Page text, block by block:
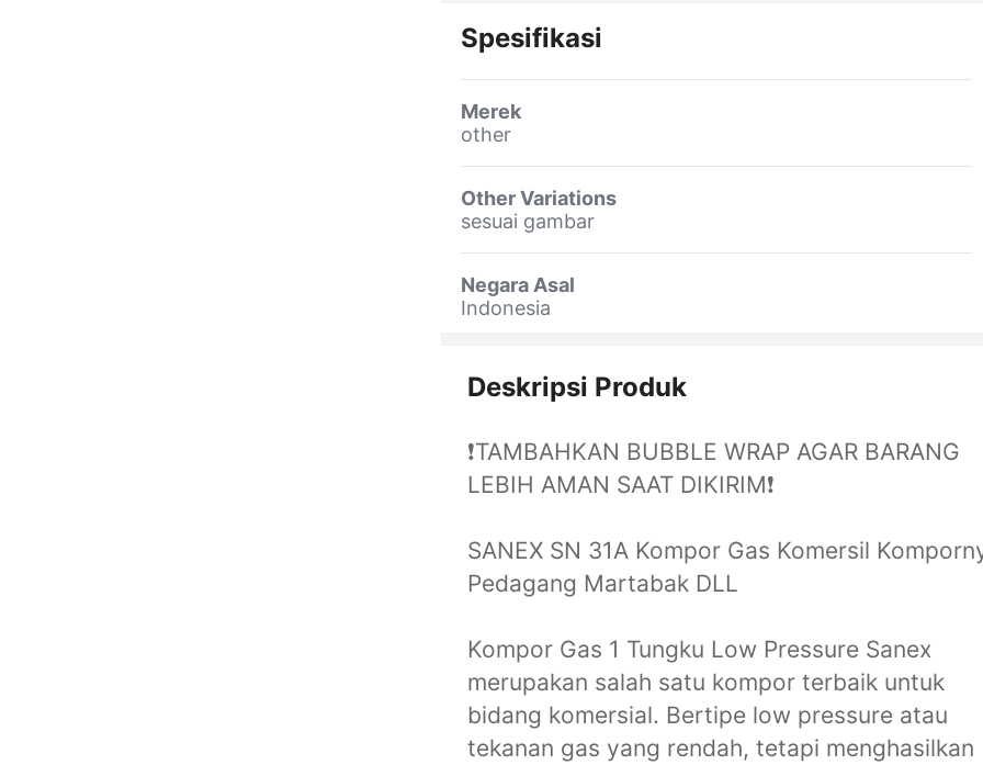
Spesifikasi
Merek
other
Other Variations
sesuai gambar
Negara Asal
Indonesia
Deskripsi Produk
❗️TAMBAHKAN BUBBLE WRAP AGAR BARANG
LEBIH AMAN SAAT DIKIRIM❗️
SANEX SN 31A Kompor Gas Komersil
Pedagang Martabak DLL
Kompor Gas 1 Tungku Low Pressure Sanex
merupakan salah satu kompor terbaik untuk
bidang komersial. Bertipe low pressure atau
tekanan gas yang rendah, tetapi menghasilkan